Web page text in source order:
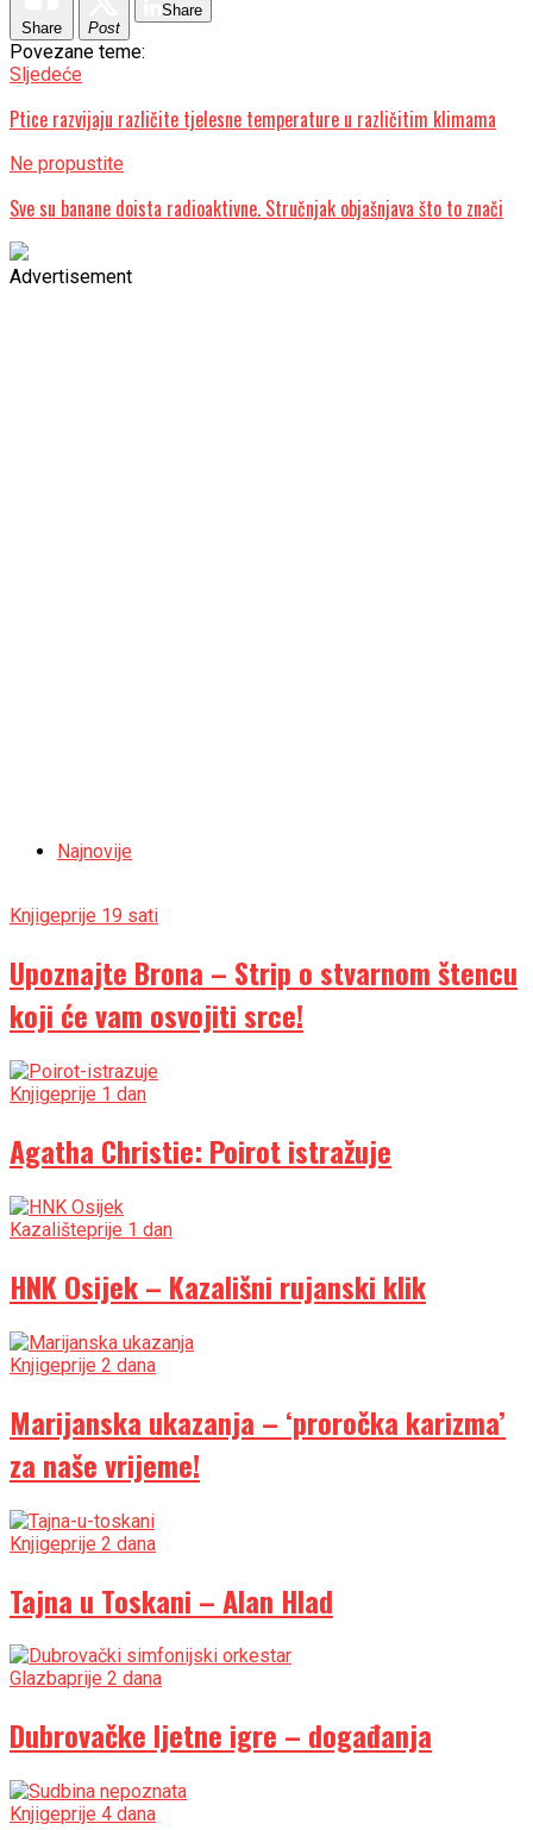
Share Post
Share
Povezane teme:
Sljedeće
Ptice razvijaju različite tjelesne temperature u različitim klimama
Ne propustite
Sve su banane doista radioaktivne. Stručnjak objašnjava što to znači
Advertisement
Najnovije
Knjigeprije 19 sati
Upoznajte Brona – Strip o stvarnom štencu
koji će vam osvojiti srce!
Knjigeprije 1 dan
Agatha Christie: Poirot istražuje
Kazališteprije 1 dan
HNK Osijek – Kazališni rujanski klik
Knjigeprije 2 dana
Marijanska ukazanja – ‘proročka karizma’
za naše vrijeme!
Knjigeprije 2 dana
Tajna u Toskani – Alan Hlad
Glazbaprije 2 dana
Dubrovačke ljetne igre – događanja
Knjigeprije 4 dana